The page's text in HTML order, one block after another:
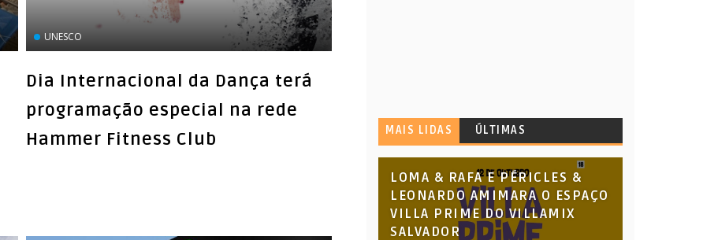
UNESCO
Dia Internacional da Dança terá
programação especial na rede
Hammer Fitness Club
MAIS LIDAS ÚLTIMAS
LOMA & RAFA E PÉRICLES &
LEONARDO AMIMARA O ESPAÇO
VILLA PRIME DO VILLAMIX
SALVADOR